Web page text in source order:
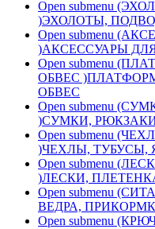
Open submenu
)ЭХОЛОТЫ,
Open submenu
)АКСЕССУАРЫ
Open submenu
ОБВЕС )
ОБВЕС
Open submenu
)СУМКИ,
Open submenu
)ЧЕХЛЫ, ТУБУСЫ,
Open submenu
)ЛЕСКИ,
Open submenu
ВЕДРА,
Open submenu